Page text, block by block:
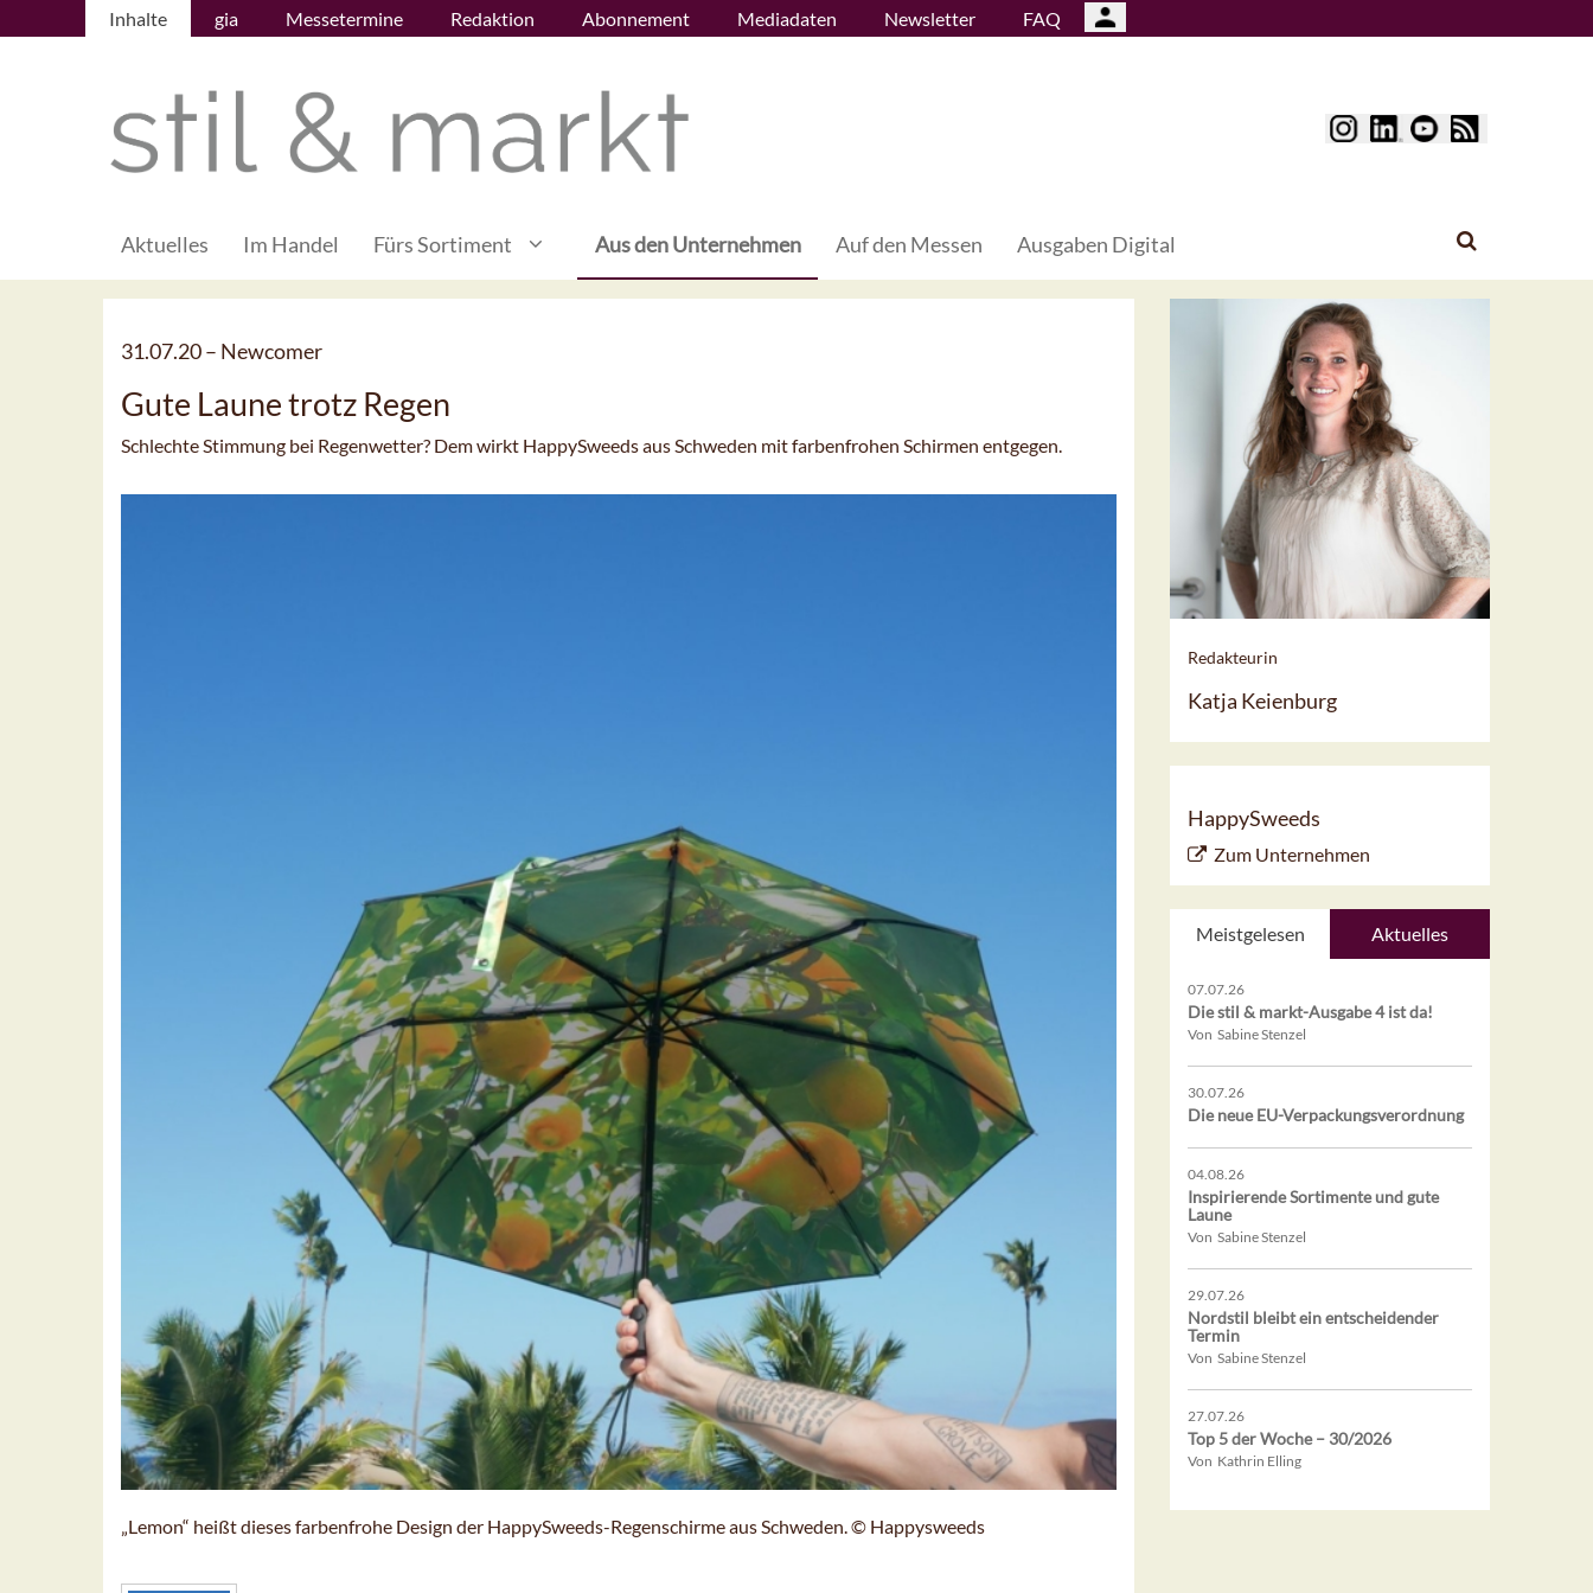
Inhalte gia Messetermine Redaktion Abonnement Mediadaten Newsletter FAQ
Aktuelles Im Handel Fürs Sortiment Aus den Unternehmen Auf den Messen Ausgaben Digital
31.07.20 – Newcomer
Gute Laune trotz Regen
Schlechte Stimmung bei Regenwetter? Dem wirkt HappySweeds aus Schweden mit farbenfrohen Schirmen entgegen.
„Lemon“ heißt dieses farbenfrohe Design der HappySweeds-Regenschirme aus Schweden. © Happysweeds
Redakteurin
Katja Keienburg
HappySweeds
Zum Unternehmen
Meistgelesen Aktuelles
07.07.26
Die stil & markt-Ausgabe 4 ist da!
Von Sabine Stenzel
30.07.26
Die neue EU-Verpackungsverordnung
04.08.26
Inspirierende Sortimente und gute
Laune
Von Sabine Stenzel
29.07.26
Nordstil bleibt ein entscheidender
Termin
Von Sabine Stenzel
27.07.26
Top 5 der Woche – 30/2026
Von Kathrin Elling